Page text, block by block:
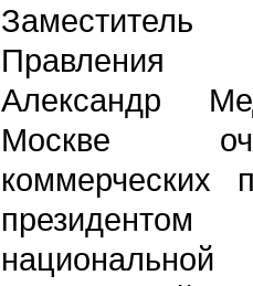
Правления
Александр
Москве
коммерческих